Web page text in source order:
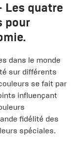
Les quatre
pour
dans le monde
sur différents
se fait par
influençant
fidélité des
spéciales.